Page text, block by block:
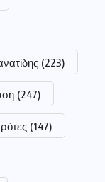
(223)
(247)
(147)